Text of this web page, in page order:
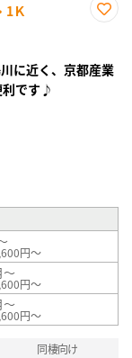
1Ｋ
録
に近く、京都産業
利です♪
円～
～
円～
～
円～
同棲向け